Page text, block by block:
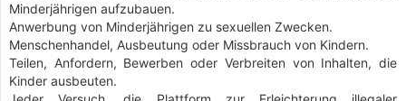
Minderjährigen aufzubauen.
Anwerbung von Minderjährigen zu sexuellen Zwecken.
Menschenhandel, Ausbeutung oder Missbrauch von Kindern.
Teilen, Anfordern, Bewerben oder Verbreiten von Inhalten, die
Kinder ausbeuten.